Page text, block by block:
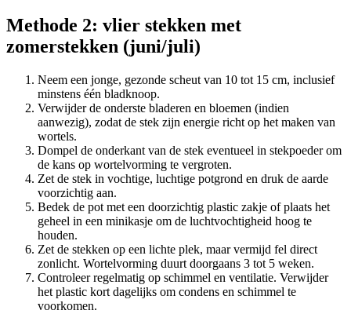
Methode 2: vlier stekken met
zomerstekken (juni/juli)
Neem een jonge, gezonde scheut van 10 tot 15 cm, inclusief
minstens één bladknoop.
Verwijder de onderste bladeren en bloemen (indien
aanwezig), zodat de stek zijn energie richt op het maken van
wortels.
Dompel de onderkant van de stek eventueel in stekpoeder om
de kans op wortelvorming te vergroten.
Zet de stek in vochtige, luchtige potgrond en druk de aarde
voorzichtig aan.
Bedek de pot met een doorzichtig plastic zakje of plaats het
geheel in een minikasje om de luchtvochtigheid hoog te
houden.
Zet de stekken op een lichte plek, maar vermijd fel direct
zonlicht. Wortelvorming duurt doorgaans 3 tot 5 weken.
Controleer regelmatig op schimmel en ventilatie. Verwijder
het plastic kort dagelijks om condens en schimmel te
voorkomen.